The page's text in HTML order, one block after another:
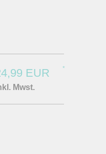
EUR *
Mwst.